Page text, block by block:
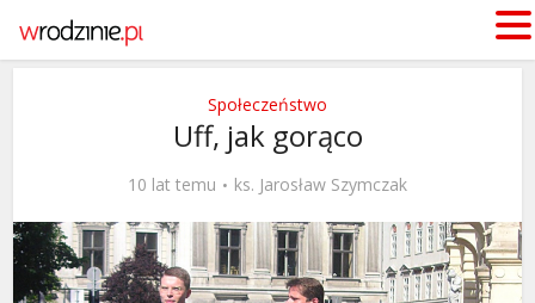
Społeczeństwo
Uff, jak gorąco
10 lat temu ks. Jarosław Szymczak